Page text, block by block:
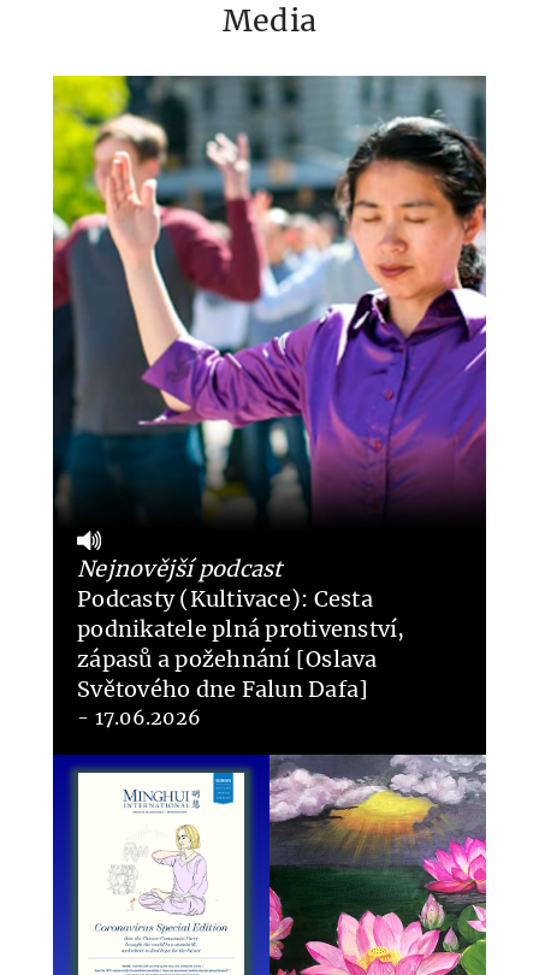
Media
Nejnovější podcast
Podcasty (Kultivace): Cesta
podnikatele plná protivenství,
zápasů a požehnání [Oslava
Světového dne Falun Dafa]
- 17.06.2026